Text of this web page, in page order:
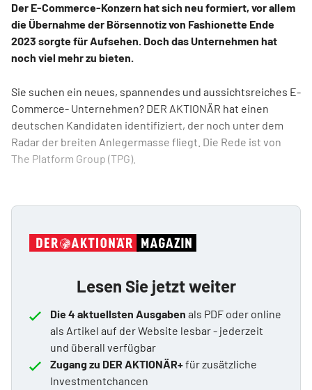
Der E-Commerce-Konzern hat sich neu formiert, vor allem
die Übernahme der Börsennotiz von Fashionette Ende
2023 sorgte für Aufsehen. Doch das Unternehmen hat
noch viel mehr zu bieten.
Sie suchen ein neues, spannendes und aussichtsreiches E-
Commerce- Unternehmen? DER AKTIONÄR hat einen
deutschen Kandidaten identifiziert, der noch unter dem
Radar der breiten Anlegermasse fliegt. Die Rede ist von
The Platform Group (TPG).
Lesen Sie jetzt weiter
Die 4 aktuellsten Ausgaben als PDF oder online
als Artikel auf der Website lesbar - jederzeit
und überall verfügbar
Zugang zu DER AKTIONÄR+für zusätzliche
Investmentchancen